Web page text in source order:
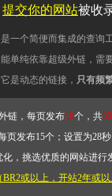
一个简便而集成的查询
单纯依靠超级外链，需
是动态的链接， 只有频
链，每页发布10个，共
发布15个；设置为28
，挑选优质的网站进
或以上，开站2年或以
提交你的网站被收